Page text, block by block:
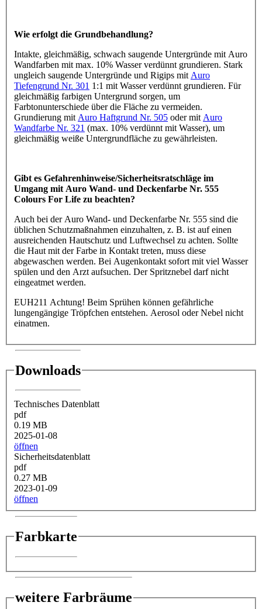
Wie erfolgt die Grundbehandlung?
Intakte, gleichmäßig, schwach saugende Untergründe mit Auro
Wandfarben mit max. 10% Wasser verdünnt grundieren. Stark
ungleich saugende Untergründe und Rigips mit Auro
Tiefengrund Nr. 301 1:1 mit Wasser verdünnt grundieren. Für
gleichmäßig farbigen Untergrund sorgen, um
Farbtonunterschiede über die Fläche zu vermeiden.
Grundierung mit Auro Haftgrund Nr. 505 oder mit Auro
Wandfarbe Nr. 321 (max. 10% verdünnt mit Wasser), um
gleichmäßig weiße Untergrundfläche zu gewährleisten.
Gibt es Gefahrenhinweise/Sicherheitsratschläge im
Umgang mit Auro Wand- und Deckenfarbe Nr. 555
Colours For Life zu beachten?
Auch bei der Auro Wand- und Deckenfarbe Nr. 555 sind die
üblichen Schutzmaßnahmen einzuhalten, z. B. ist auf einen
ausreichenden Hautschutz und Luftwechsel zu achten. Sollte
die Haut mit der Farbe in Kontakt treten, muss diese
abgewaschen werden. Bei Augenkontakt sofort mit viel Wasser
spülen und den Arzt aufsuchen. Der Spritznebel darf nicht
eingeatmet werden.
EUH211 Achtung! Beim Sprühen können gefährliche
lungengängige Tröpfchen entstehen. Aerosol oder Nebel nicht
einatmen.
Downloads
Technisches Datenblatt
pdf
0.19 MB
2025-01-08
öffnen
Sicherheitsdatenblatt
pdf
0.27 MB
2023-01-09
öffnen
Farbkarte
weitere Farbräume